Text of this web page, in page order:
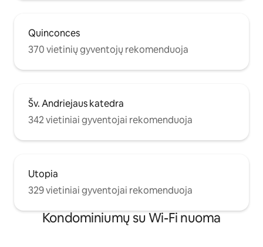
Quinconces
370 vietinių gyventojų rekomenduoja
Šv. Andriejaus katedra
342 vietiniai gyventojai rekomenduoja
Utopia
329 vietiniai gyventojai rekomenduoja
Kondominiumų su Wi-Fi nuoma